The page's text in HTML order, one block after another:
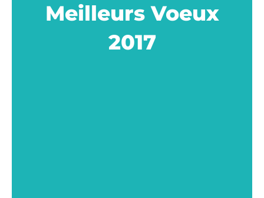
Meilleurs Voeux
2017